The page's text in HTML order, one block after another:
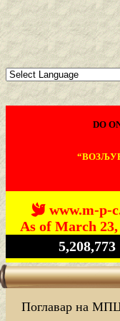
DO
www.m-p-
As of March 23,
5,208,773
Поглавар на